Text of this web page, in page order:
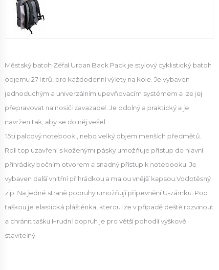
Městský batoh Zéfal Urban Back Pack je stylový cyklistický batoh
objemu 27 litrů, pro každodenní výlety na kole. Je vybaven
jednoduchým a univerzálním upevňovacím systémem a lze jej
přepravovat na nosiči zavazadel. Je odolný a praktický a je
navržen tak, aby se do něj vešel
15ti palcový notebook , nebo velký objem menších předmětů.
Roll top uzavření s koženými pásky umožňuje přístup do hlavní
přihrádky bočním otvorem a snadný přístup k notebooku. Je
vybaven další vnitřní přihrádkou a malou vnější kapsou.Vodotěsný
zip. Na jedné straně popruhy umožňují připevnění U-zámku. Pod
taškou je elastická pláštěnka, kterou lze v případě deště rozvinout
a chránit tašku.Hrudní popruh je pro větší pohodlí výškově
stavitelný.